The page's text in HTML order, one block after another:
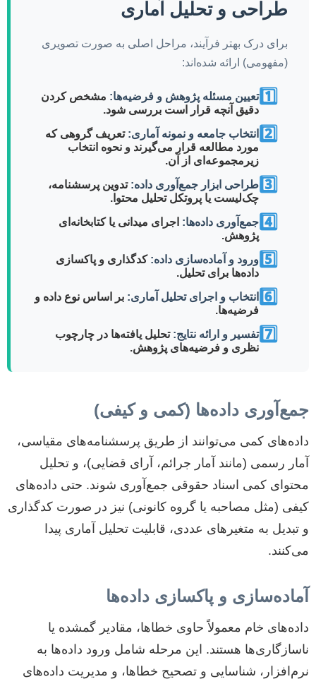
طراحی و تحلیل آماری
برای درک بهتر فرآیند، مراحل اصلی به صورت تصویری
(مفهومی) ارائه شده‌اند:
1️⃣تعیین مسئله پژوهش و فرضیه‌ها: مشخص کردن
دقیق آنچه قرار است بررسی شود.
2️⃣ انتخاب جامعه و نمونه آماری: تعریف گروهی که
مورد مطالعه قرار می‌گیرند و نحوه انتخاب
زیرمجموعه‌ای از آن.
3️⃣ طراحی ابزار جمع‌آوری داده: تدوین پرسشنامه،
چک‌لیست یا پروتکل تحلیل محتوا.
4️⃣ جمع‌آوری داده‌ها: اجرای میدانی یا کتابخانه‌ای
پژوهش.
5️⃣ ورود و آماده‌سازی داده: کدگذاری و پاکسازی
داده‌ها برای تحلیل.
6️⃣ انتخاب و اجرای تحلیل آماری: بر اساس نوع داده و
فرضیه‌ها.
7️⃣تفسیر و ارائه نتایج: تحلیل یافته‌ها در چارچوب
نظری و فرضیه‌های پژوهش.
جمع‌آوری داده‌ها (کمی و کیفی)
داده‌های کمی می‌توانند از طریق پرسشنامه‌های مقیاسی،
آمار رسمی (مانند آمار جرائم، آرای قضایی)، و تحلیل
محتوای کمی اسناد حقوقی جمع‌آوری شوند. حتی داده‌های
کیفی (مثل مصاحبه یا گروه کانونی) نیز در صورت کدگذاری
و تبدیل به متغیرهای عددی، قابلیت تحلیل آماری پیدا
می‌کنند.
آماده‌سازی و پاکسازی داده‌ها
داده‌های خام معمولاً حاوی خطاها، مقادیر گمشده یا
ناسازگاری‌ها هستند. این مرحله شامل ورود داده‌ها به
نرم‌افزار، شناسایی و تصحیح خطاها، و مدیریت داده‌های